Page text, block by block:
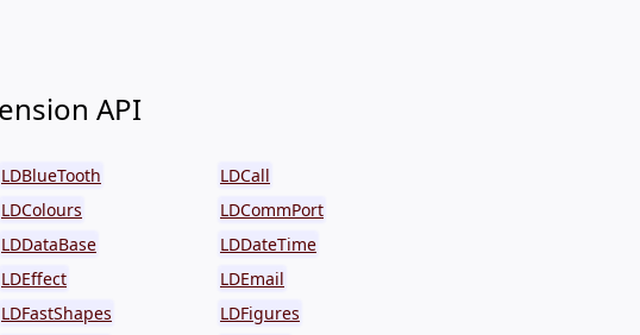
API
LDBlueTooth
LDCall
LDColours
LDCommPort
LDDataBase
LDDateTime
LDEffect
LDEmail
LDFastShapes
LDFigures